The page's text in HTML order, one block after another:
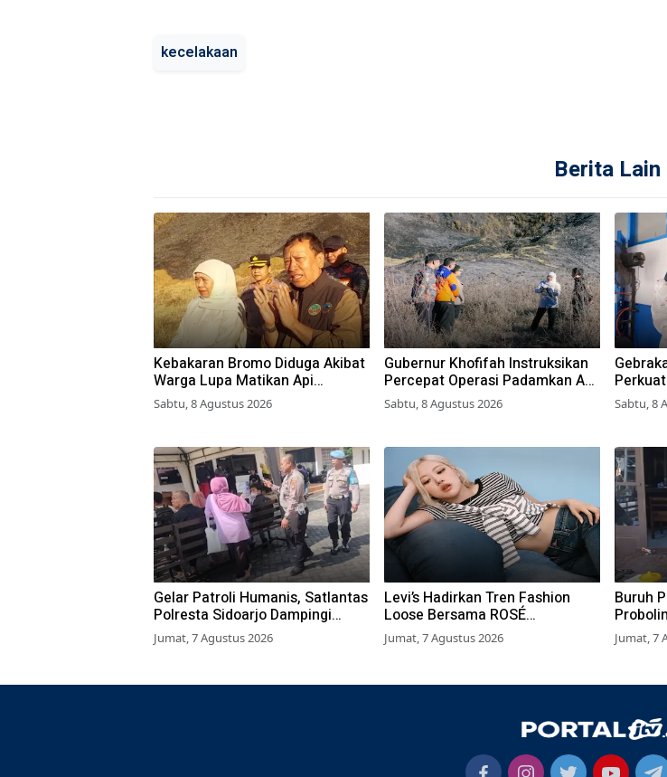
kecelakaan
Berita Lain
Kebakaran Bromo Diduga Akibat
Warga Lupa Matikan Api
Perapian di Jalur Tradisional
Sabtu, 8 Agustus 2026
Gubernur Khofifah Instruksikan
Percepat Operasi Padamkan Api
di Wisata Bromo
Sabtu, 8 Agustus 2026 dan
Brilian
Sabtu, 8
Gelar Patroli Humanis, Satlantas
Polresta Sidoarjo Dampingi
Wajib Pajak di Samsat
Jumat, 7 Agustus 2026
Levi’s Hadirkan Tren Fashion
Loose Bersama ROSÉ
BLACKPINK
Jumat, 7 Agustus 2026
Buruh
Begal,
Jumat, 7